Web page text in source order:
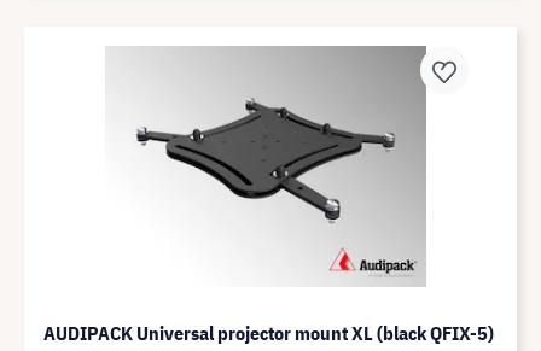
AUDIPACK Universal projector mount XL (black QFIX-5)